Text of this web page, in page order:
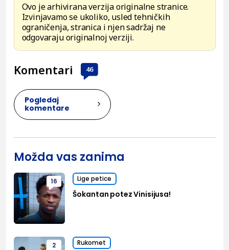
Ovo je arhivirana verzija originalne stranice.
Izvinjavamo se ukoliko, usled tehničkih
ograničenja, stranica i njen sadržaj ne
odgovaraju originalnoj verziji.
Komentari 46
Pogledaj
komentare
Možda vas zanima
16 Lige petice
Šokantan potez Vinisijusa!
2 Rukomet